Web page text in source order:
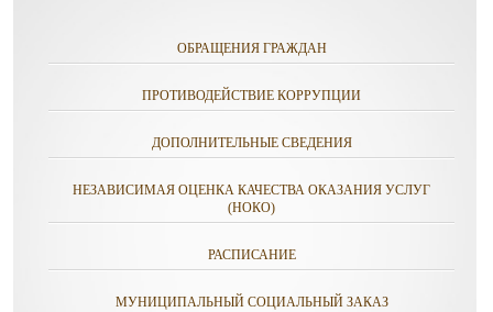
ОБРАЩЕНИЯ ГРАЖДАН
ПРОТИВОДЕЙСТВИЕ КОРРУПЦИИ
ДОПОЛНИТЕЛЬНЫЕ СВЕДЕНИЯ
НЕЗАВИСИМАЯ ОЦЕНКА КАЧЕСТВА ОКАЗАНИЯ УСЛУГ
(НОКО)
РАСПИСАНИЕ
МУНИЦИПАЛЬНЫЙ СОЦИАЛЬНЫЙ ЗАКАЗ